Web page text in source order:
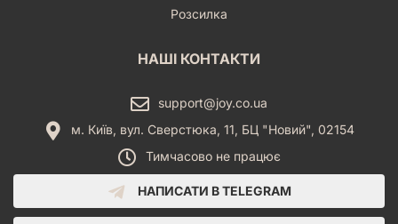
Розсилка
НАШІ КОНТАКТИ
support@joy.co.ua
м. Київ, вул. Сверстюка, 11, БЦ "Новий", 02154
Тимчасово не працює
НАПИСАТИ В TELEGRAM